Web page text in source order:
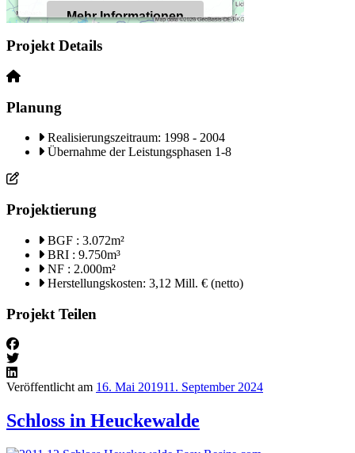
Mehr Informationen
Projekt Details
Planung
Realisierungszeitraum: 1998 - 2004
Übernahme der Leistungsphasen 1-8
Projektierung
BGF : 3.072m²
BRI : 9.750m³
NF : 2.000m²
Herstellungskosten: 3,12 Mill. € (netto)
Projekt Teilen
Veröffentlicht am 16. Mai 201911. September 2024
Schloss in Heuckewalde